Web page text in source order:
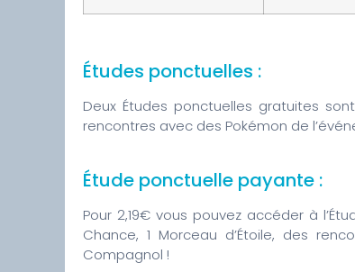
Études ponctuelles :
Deux Études ponctuelles gratuites
rencontres avec des Pokémon de
Étude ponctuelle payante :
Pour 2,19€ vous pouvez accéder à
Chance, 1 Morceau d’Étoile, des
Compagnol !